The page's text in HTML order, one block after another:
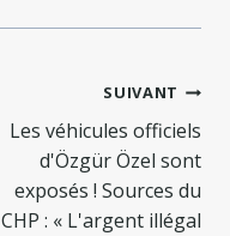
SUIVANT
Les véhicules officiels
d'Özgür Özel sont
exposés ! Sources du
CHP : « L'argent illégal